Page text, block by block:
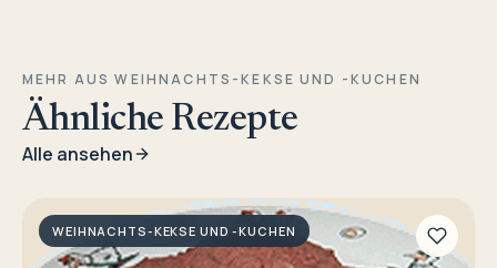
MEHR AUS WEIHNACHTS-KEKSE UND -KUCHEN
Ähnliche Rezepte
Alle ansehen
WEIHNACHTS-KEKSE UND -KUCHEN